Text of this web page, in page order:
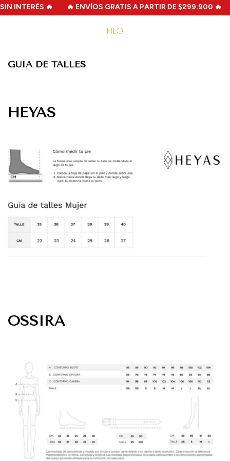
🔥 🔥 ENVÍOS GRATIS A PARTIR DE $299.900 🔥
GUÍA DE TALLES
HEYAS
OSSIRA